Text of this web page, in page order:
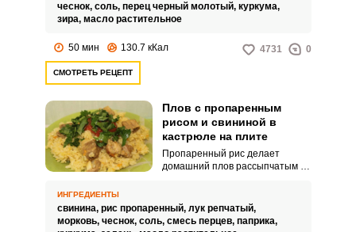
чеснок, соль, перец черный молотый, куркума,
зира, масло растительное
50 мин 130.7 кКал 4731 0
СМОТРЕТЬ РЕЦЕПТ
Плов с пропаренным
рисом и свининой в
кастрюле на плите
Пропаренный рис делает
домашний плов рассыпчатым и
приготовления в кастрюле на
плите.
ИНГРЕДИЕНТЫ
свинина, рис пропаренный, лук репчатый,
морковь, чеснок, соль, смесь перцев, паприка,